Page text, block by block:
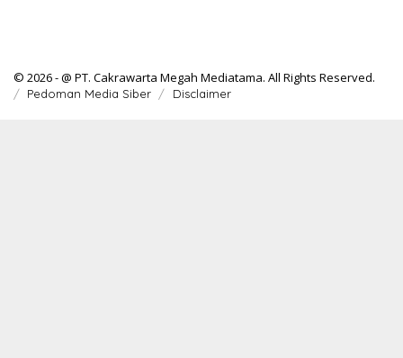
© 2026 - @ PT. Cakrawarta Megah Mediatama. All Rights Reserved.
Pedoman Media Siber Disclaimer